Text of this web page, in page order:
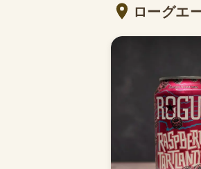
ローグエ